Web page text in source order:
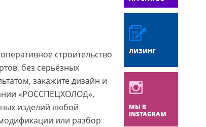
ЛИЗИНГ
МЫ В
INSTAGRAM
строительство
без серьёзных
закажите дизайн и
«РОССПЕЦХОЛОД».
изделий любой
или разбор